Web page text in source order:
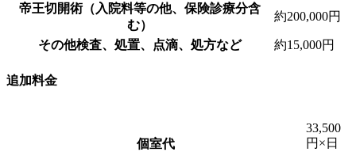
帝王切開術（入院料等の他、保険診療分含
む）
約200,000円
その他検査、処置、点滴、処方など 約15,000円
追加料金
個室代
33,500
円×日